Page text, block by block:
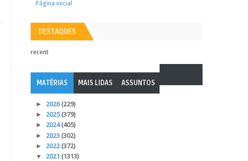
Página inicial
DESTAQUES
recent
MATÉRIAS MAIS LIDAS ASSUNTOS
► 2026(229)
► 2025(379)
► 2024(405)
► 2023 (302)
► 2022(372)
▼ 2021 (1313)